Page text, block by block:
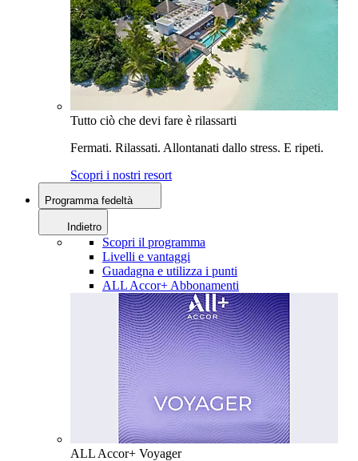
Tutto ciò che devi fare è rilassarti
Fermati. Rilassati. Allontanati dallo stress. E ripeti.
Scopri i nostri resort
Programma fedeltà
Indietro
Scopri il programma
Livelli e vantaggi
Guadagna e utilizza i punti
ALL Accor+ Abbonamenti
ALL Accor+ Voyager